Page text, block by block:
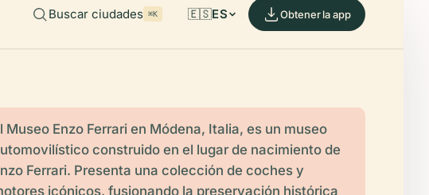
Buscar ciudades ⌘K 🇪🇸ES Obtener la app
Museo Enzo Ferrari en Módena, Italia, es un museo
construido en el lugar de nacimiento de
Ferrari. Presenta una colección de coches y
icónicos, fusionando la preservación histórica